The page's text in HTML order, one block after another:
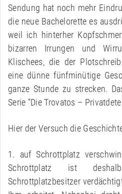
Sendung hat noch mehr
die neue Bachelorette es
weil ich hinterher
bizarren Irrungen und
Klischees, die der
eine dünne fünfminütige
ganze Stunde zu strecken.
Serie “Die Trovatos –
Hier der Versuch die
1. auf Schrottplatz
Schrottplatz ist
Schrottplatzbesitzer